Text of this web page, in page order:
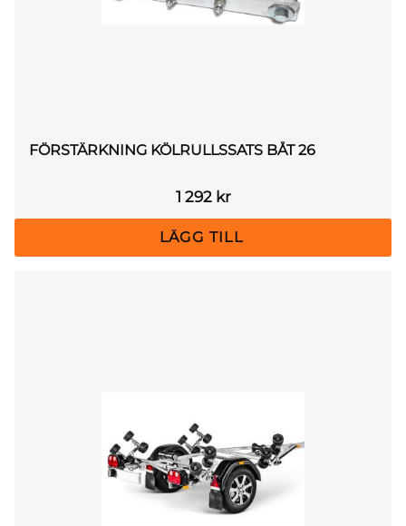
FÖRSTÄRKNING KÖLRULLSSATS BÅT 26
1 292kr